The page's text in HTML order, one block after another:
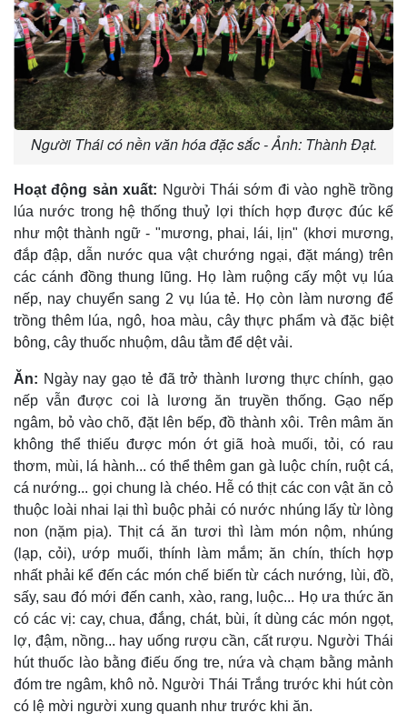
Người Thái có nền văn hóa đặc sắc - Ảnh: Thành Đạt.
Hoạt động sản xuất: Người Thái sớm đi vào nghề trồng
lúa nước trong hệ thống thuỷ lợi thích hợp được đúc kế
như một thành ngữ - "mương, phai, lái, lịn" (khơi mương,
đắp đập, dẫn nước qua vật chướng ngại, đặt máng) trên
các cánh đồng thung lũng. Họ làm ruộng cấy một vụ lúa
nếp, nay chuyển sang 2 vụ lúa tẻ. Họ còn làm nương để
trồng thêm lúa, ngô, hoa màu, cây thực phẩm và đặc biệt
bông, cây thuốc nhuộm, dâu tằm để dệt vải.
Ăn: Ngày nay gạo tẻ đã trở thành lương thực chính, gạo
nếp vẫn được coi là lương ăn truyền thống. Gạo nếp
ngâm, bỏ vào chõ, đặt lên bếp, đồ thành xôi. Trên mâm ăn
không thể thiếu được món ớt giã hoà muối, tỏi, có rau
thơm, mùi, lá hành... có thể thêm gan gà luộc chín, ruột cá,
cá nướng... gọi chung là chéo. Hễ có thịt các con vật ăn cỏ
thuộc loài nhai lại thì buộc phải có nước nhúng lấy từ lòng
non (nặm pịa). Thịt cá ăn tươi thì làm món nộm, nhúng
(lạp, cỏi), ướp muối, thính làm mắm; ăn chín, thích hợp
nhất phải kể đến các món chế biến từ cách nướng, lùi, đồ,
sấy, sau đó mới đến canh, xào, rang, luộc... Họ ưa thức ăn
có các vị: cay, chua, đắng, chát, bùi, ít dùng các món ngọt,
lợ, đậm, nồng... hay uống rượu cần, cất rượu. Người Thái
hút thuốc lào bằng điếu ống tre, nứa và chạm bằng mảnh
đóm tre ngâm, khô nỏ. Người Thái Trắng trước khi hút còn
có lệ mời người xung quanh như trước khi ăn.